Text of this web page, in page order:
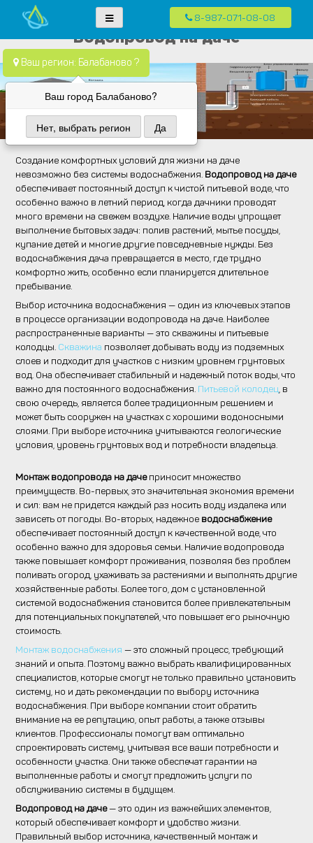
to
content
канализация.
систем водоснабжения, канализации и отопления в частных домах в
Москве и Московской области
Ваш регион: Балабаново ?
Ваш город Балабаново?
Нет, выбрать регион Да
8-987-071-08-08
Водопровод на даче
Создание комфортных условий для жизни на даче
невозможно без системы водоснабжения. Водопровод на даче
обеспечивает постоянный доступ к чистой питьевой воде, что
особенно важно в летний период, когда дачники проводят
много времени на свежем воздухе. Наличие воды упрощает
выполнение бытовых задач: полив растений, мытье посуды,
купание детей и многие другие повседневные нужды. Без
водоснабжения дача превращается в место, где трудно
комфортно жить, особенно если планируется длительное
пребывание.
Выбор источника водоснабжения — один из ключевых этапов
в процессе организации водопровода на даче. Наиболее
распространенные варианты — это скважины и питьевые
колодцы. Скважина позволяет добывать воду из подземных
слоев и подходит для участков с низким уровнем грунтовых
вод. Она обеспечивает стабильный и надежный поток воды, что
важно для постоянного водоснабжения. Питьевой колодец , в
свою очередь, является более традиционным решением и
может быть сооружен на участках с хорошими водоносными
слоями. При выборе источника учитываются геологические
условия, уровень грунтовых вод и потребности владельца.
Монтаж водопровода на дачеприносит множество
преимуществ. Во-первых, это значительная экономия времени
и сил: вам не придется каждый раз носить воду издалека или
зависеть от погоды. Во-вторых, надежное водоснабжение
обеспечивает постоянный доступ к качественной воде, что
особенно важно для здоровья семьи. Наличие водопровода
также повышает комфорт проживания, позволяя без проблем
поливать огород, ухаживать за растениями и выполнять другие
хозяйственные работы. Более того, дом с установленной
системой водоснабжения становится более привлекательным
для потенциальных покупателей, что повышает его рыночную
стоимость.
Монтаж водоснабжения — это сложный процесс, требующий
знаний и опыта. Поэтому важно выбрать квалифицированных
специалистов, которые смогут не только правильно установить
систему, но и дать рекомендации по выбору источника
водоснабжения. При выборе компании стоит обратить
внимание на ее репутацию, опыт работы, а также отзывы
клиентов. Профессионалы помогут вам оптимально
спроектировать систему, учитывая все ваши потребности и
особенности участка. Они также обеспечат гарантии на
выполненные работы и смогут предложить услуги по
обслуживанию системы в будущем.
Водопровод на даче— это один из важнейших элементов,
который обеспечивает комфорт и удобство жизни.
Правильный выбор источника, качественный монтаж и